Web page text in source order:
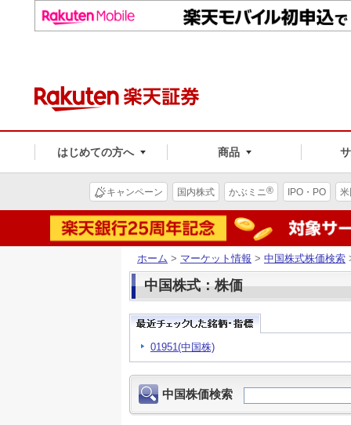
はじめての方へ 商品
キャンペーン 国内株式 かぶミニ® IPO・PO
ホーム > マーケット情報 > 中国株式株価検索
中国株式：株価
01951(中国株)